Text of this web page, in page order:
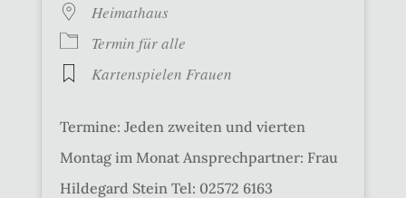
Heimathaus
Termin für alle
Kartenspielen Frauen
Termine: Jeden zweiten und vierten
Montag im Monat Ansprechpartner: Frau
Hildegard Stein Tel: 02572 6163